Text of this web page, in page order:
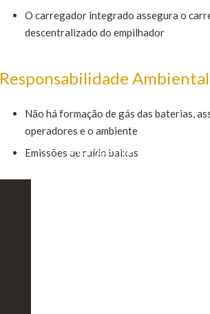
O carregador integrado assegura o
descentralizado do empilhador
Ambiental
Não há formação de gás das baterias,
operadores e o ambiente
Emissões de ruído baixas
Ver gama completa